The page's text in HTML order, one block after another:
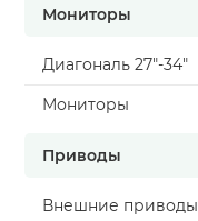
Мониторы
Диагональ 27"-34"
Мониторы
Приводы
Внешние приводы